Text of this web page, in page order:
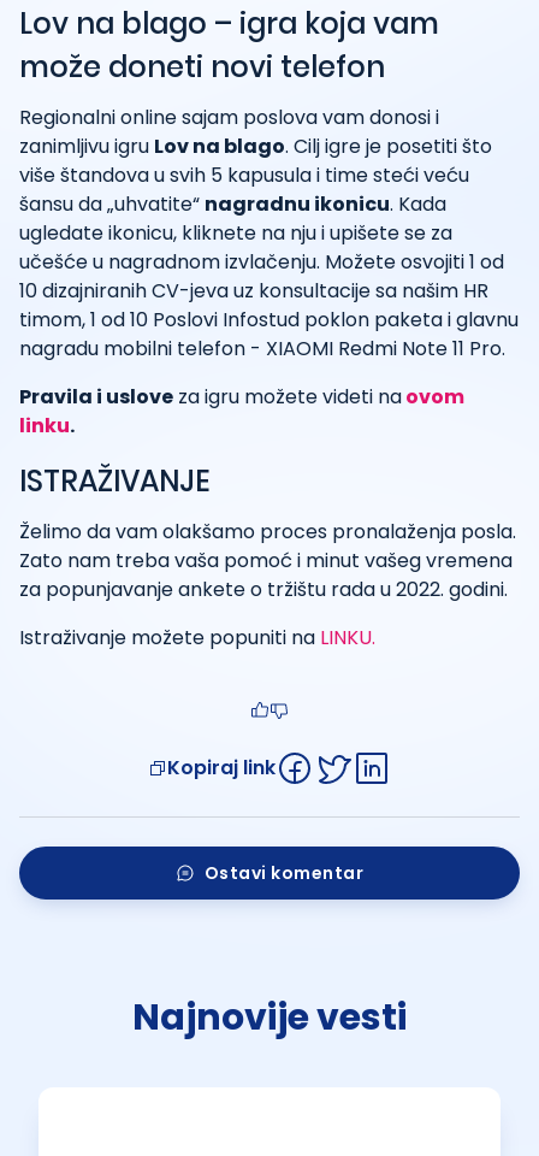
Lov na blago – igra koja vam
može doneti novi telefon
Regionalni online sajam poslova vam donosi i
zanimljivu igru Lov na blago. Cilj igre je posetiti što
više štandova u svih 5 kapusula i time steći veću
šansu da „uhvatite“ nagradnu ikonicu. Kada
ugledate ikonicu, kliknete na nju i upišete se za
učešće u nagradnom izvlačenju. Možete osvojiti 1 od
10 dizajniranih CV-jeva uz konsultacije sa našim HR
timom, 1 od 10 Poslovi Infostud poklon paketa i glavnu
nagradu mobilni telefon - XIAOMI Redmi Note 11 Pro.
Pravila i uslove za igru možete videti naovom
linku.
ISTRAŽIVANJE
Želimo da vam olakšamo proces pronalaženja posla.
Zato nam treba vaša pomoć i minut vašeg vremena
za popunjavanje ankete o tržištu rada u 2022. godini.
Istraživanje možete popuniti na LINKU.
Kopiraj link
Ostavi komentar
Najnovije vesti